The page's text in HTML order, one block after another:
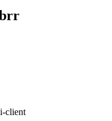
client